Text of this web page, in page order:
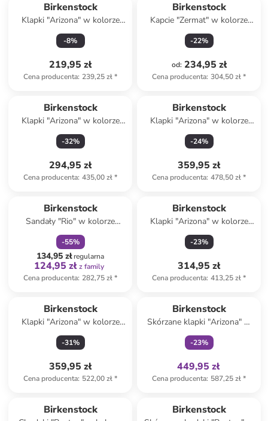
Birkenstock
Klapki "Arizona" w kolorze
błękitnym
-8%
219,95 zł
Cena producenta: 239,25 zł*
Birkenstock
Kapcie "Zermat" w kolorze
szarym
-22%
od: 234,95 zł
Cena producenta: 304,50 zł*
Birkenstock
Klapki "Arizona" w kolorze
czarnym
-32%
294,95 zł
Cena producenta: 435,00 zł*
Birkenstock
Klapki "Arizona" w kolorze
szarym
-24%
359,95 zł
Cena producenta: 478,50 zł*
Birkenstock
Sandały "Rio" w kolorze
niebieskim
-55%
134,95 złregularna
124,95 zł z family
Cena producenta: 282,75 zł*
Birkenstock
Klapki "Arizona" w kolorze
czarnym
-23%
314,95 zł
Cena producenta: 413,25 zł*
Birkenstock
Klapki "Arizona" w kolorze
beżowym
-31%
359,95 zł
Cena producenta: 522,00 zł*
Birkenstock
Skórzane klapki "Arizona" w
kolorze jasnoróżowym
-23%
449,95 zł
Cena producenta: 587,25 zł*
Birkenstock Birkenstock